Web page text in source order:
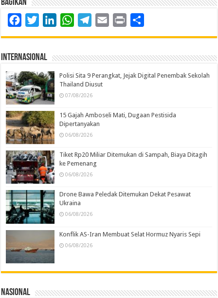
Bagikan
FacebookTwitterLinkedInWhatsAppTelegram
Email Print
Internasional
Polisi Sita 9 Perangkat, Jejak Digital Penembak Sekolah
Thailand Diusut
07/08/2026
15 Gajah Amboseli Mati, Dugaan Pestisida
Dipertanyakan
06/08/2026
Tiket Rp20 Miliar Ditemukan di Sampah, Biaya Ditagih
ke Pemenang
06/08/2026
Drone Bawa Peledak Ditemukan Dekat Pesawat
Ukraina
06/08/2026
Konflik AS-Iran Membuat Selat Hormuz Nyaris Sepi
06/08/2026
Nasional